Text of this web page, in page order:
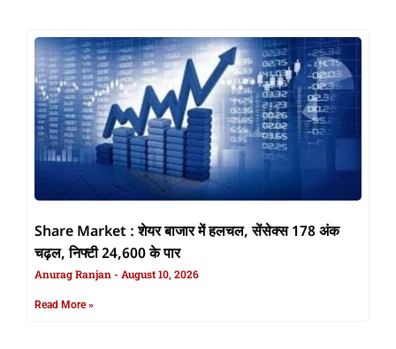
Share Market : शेयर बाजार में हलचल, सेंसेक्स 178 अंक
चढ़ल, निफ्टी 24,600 के पार
Anurag Ranjan August 10, 2026
Read More »